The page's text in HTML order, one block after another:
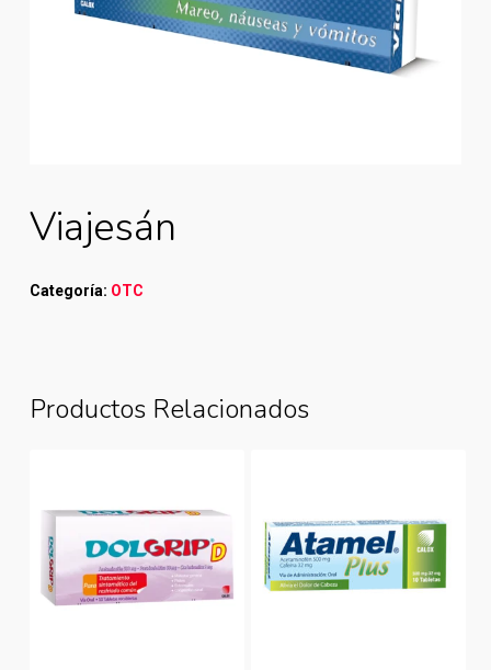
Viajesán
Categoría: OTC
Productos Relacionados